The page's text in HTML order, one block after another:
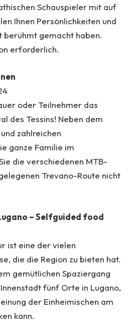
Schauspieler mit auf
Ihnen Persönlichkeiten und
berühmt gemacht haben.
erforderlich.
oder Teilnehmer das
des Tessins! Neben dem
zahlreichen
ganze Familie im
die verschiedenen MTB-
Trevano-Route nicht
– Selfguided food
ist eine der vielen
die die Region zu bieten hat.
gemütlichen Spaziergang
fünf Orte in Lugano,
der Einheimischen am
kann.